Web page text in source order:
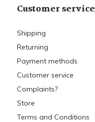
Customer service
Shipping
Returning
Payment methods
Customer service
Complaints?
Store
Terms and Conditions